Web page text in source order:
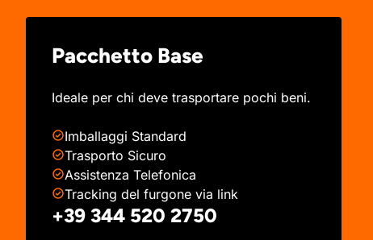
Pacchetto Base
Ideale per chi deve trasportare pochi beni.
Imballaggi Standard
Trasporto Sicuro
Assistenza Telefonica
Tracking del furgone via link
+39 344 520 2750